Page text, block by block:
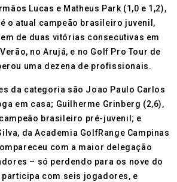
Lucas e Matheus Park (1,0 e 1,2),
o atual campeão brasileiro juvenil,
de duas vitórias consecutivas em
no Arujá, e no Golf Pro Tour de
uma dezena de profissionais.
da categoria são Joao Paulo Carlos
em casa; Guilherme Grinberg (2,6),
brasileiro pré-juvenil; e
da Academia GolfRange Campinas
com a maior delegação
– só perdendo para os nove do
participa com seis jogadores, e